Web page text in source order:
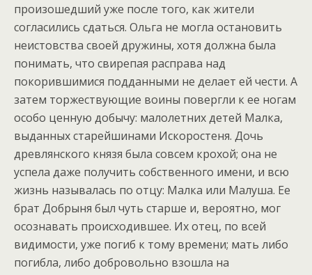
произошедший уже после того, как жители
согласились сдаться. Ольга не могла остановить
неистовства своей дружины, хотя должна была
понимать, что свирепая расправа над
покорившимися подданными не делает ей чести. А
затем торжествующие воины повергли к ее ногам
особо ценную добычу: малолетних детей Малка,
выданных старейшинами Искоростеня. Дочь
древлянского князя была совсем крохой; она не
успела даже получить собственного имени, и всю
жизнь называлась по отцу: Малка или Малуша. Ее
брат Добрыня был чуть старше и, вероятно, мог
осознавать происходившее. Их отец, по всей
видимости, уже погиб к тому времени; мать либо
погибла, либо добровольно взошла на